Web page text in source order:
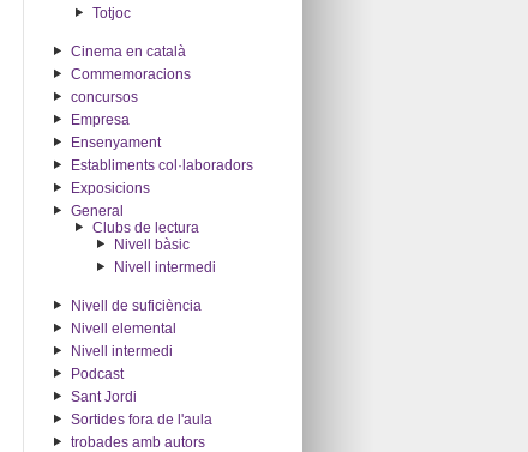
Totjoc
Cinema en català
Commemoracions
concursos
Empresa
Ensenyament
Establiments col·laboradors
Exposicions
General
Clubs de lectura
Nivell bàsic
Nivell intermedi
Nivell de suficiència
Nivell elemental
Nivell intermedi
Podcast
Sant Jordi
Sortides fora de l'aula
trobades amb autors